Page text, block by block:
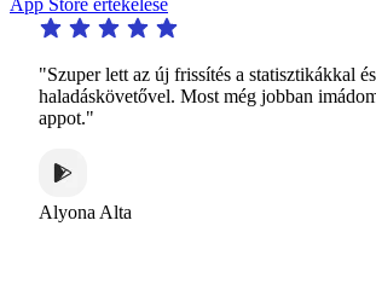
"Szuper lett az új frissítés a statisztikákkal és
haladáskövetővel. Most még jobban
appot."
Alyona Alta